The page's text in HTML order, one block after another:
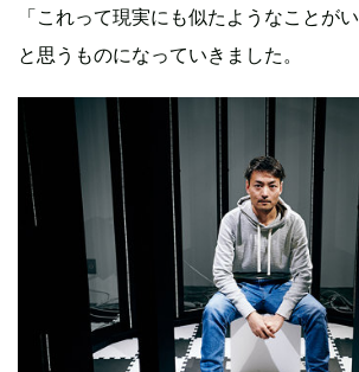
「これって現実にも似たようなことが
と思うものになっていきました。